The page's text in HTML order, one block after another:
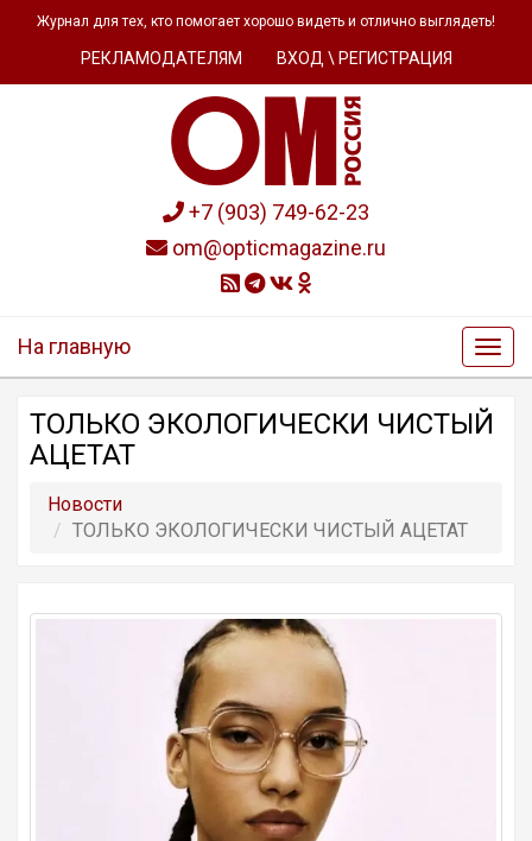
Журнал для тех, кто помогает хорошо видеть и отлично выглядеть!
РЕКЛАМОДАТЕЛЯМ ВХОД \ РЕГИСТРАЦИЯ
+7 (903) 749-62-23
om@opticmagazine.ru
На главную
ТОЛЬКО ЭКОЛОГИЧЕСКИ ЧИСТЫЙ
АЦЕТАТ
Новости
ТОЛЬКО ЭКОЛОГИЧЕСКИ ЧИСТЫЙ АЦЕТАТ